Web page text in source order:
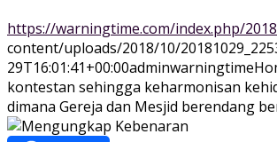
https://warningtime.com/index.php/
content/uploads/2018/10/
29T16:01:41+00:00adminwarningtime
kontestan sehingga keharmonisan
dimana Gereja dan Mesjid berendang